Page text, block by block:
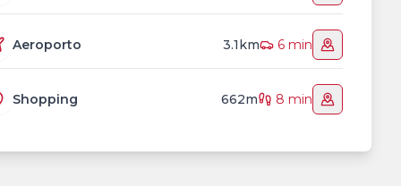
Aeroporto 3.1km 6 min
Shopping 662m 8 min